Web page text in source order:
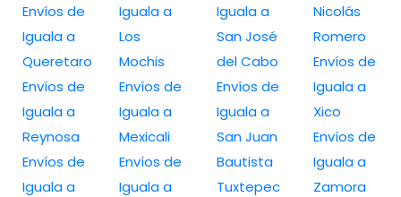
Envíos de
Iguala a
Queretaro
Envíos de
Iguala a
Reynosa
Envíos de
Iguala a
Iguala a
Los
Mochis
Envíos de
Iguala a
Mexicali
Envíos de
Iguala a
Iguala a
San José
del Cabo
Envíos de
Iguala a
San Juan
Bautista
Tuxtepec
Nicolás
Romero
Envíos de
Iguala a
Xico
Envíos de
Iguala a
Zamora